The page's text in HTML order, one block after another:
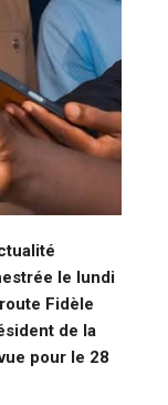
le lundi
Fidèle
de la
pour le 28